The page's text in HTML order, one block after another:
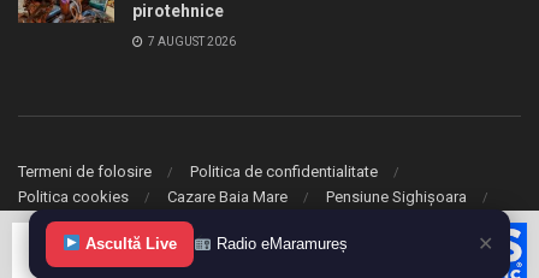
pirotehnice
7 AUGUST 2026
Termeni de folosire
Politica de confidentialitate
Politica cookies
Cazare Baia Mare Pensiune Sighișoara
© 2020 eMaramures. Toate drepturile rezervate.
Ascultă Live Radio eMaramureș ✕